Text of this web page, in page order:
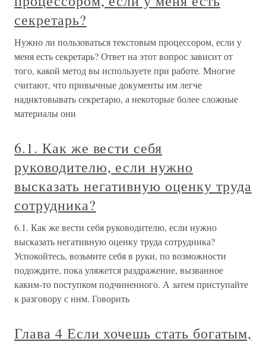
секретарь?
Нужно ли пользоваться текстовым процессором, если у
меня есть секретарь? Ответ на этот вопрос зависит от
того, какой метод вы используете при работе. Многие
считают, что привычные документы им легче
надиктовывать секретарю, а некоторые более сложные
материалы они
6.1. Как же вести себя
руководителю, если нужно
высказать негативную оценку труда
сотрудника?
6.1. Как же вести себя руководителю, если нужно
высказать негативную оценку труда сотрудника?
Успокойтесь, возьмите себя в руки, по возможности
подождите, пока уляжется раздражение, вызванное
каким-то поступком подчиненного. А затем приступайте
к разговору с ним. Говорить
Глава 4 Если хочешь стать богатым,